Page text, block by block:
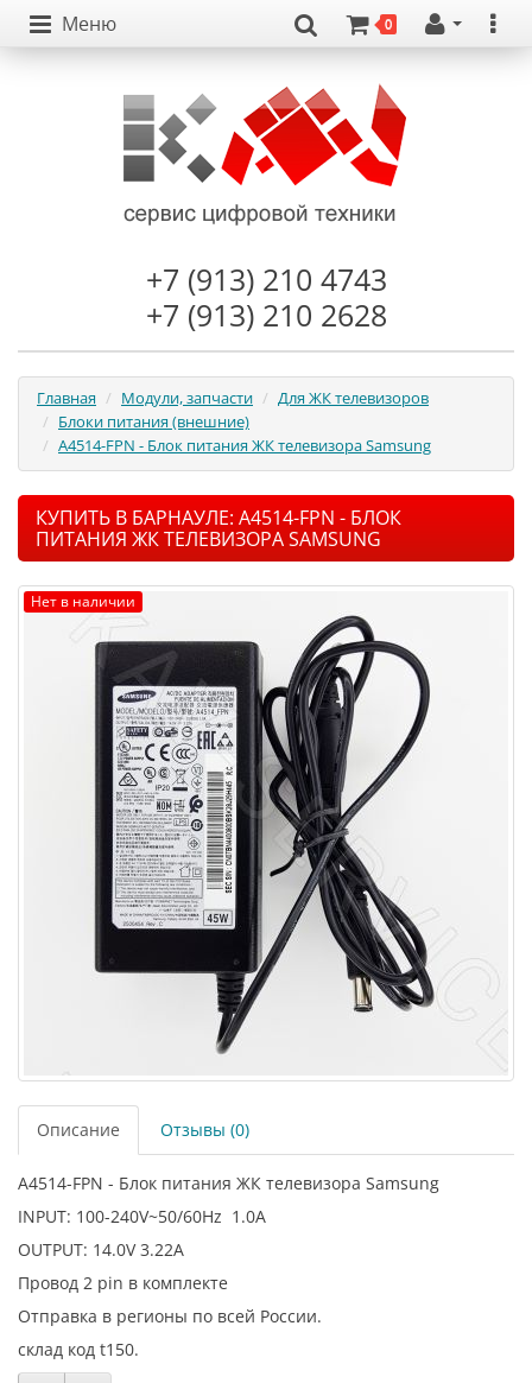
Меню 0
+7 (913) 210 4743
+7 (913) 210 2628
Главная Модули, запчасти
Для ЖК телевизоров
Блоки питания (внешние)
A4514-FPN - Блок питания ЖК телевизора Samsung
КУПИТЬ В БАРНАУЛЕ: A4514-FPN - БЛОК
ПИТАНИЯ ЖК ТЕЛЕВИЗОРА SAMSUNG
Нет в наличии
Описание Отзывы (0)
A4514-FPN - Блок питания ЖК телевизора Samsung
INPUT: 100-240V~50/60Hz 1.0A
OUTPUT: 14.0V 3.22A
Провод 2 pin в комплекте
Отправка в регионы по всей России.
склад код t150.